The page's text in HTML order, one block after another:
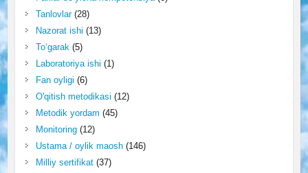
Tanlovlar(28)
Nazorat ishi (13)
To‘garak(5)
Laboratoriya ishi (1)
Fan oyligi (6)
O'qitish metodikasi (12)
Metodik yordam (45)
Monitoring(12)
Ustama / oylik maosh(146)
Milliy sertifikat(37)